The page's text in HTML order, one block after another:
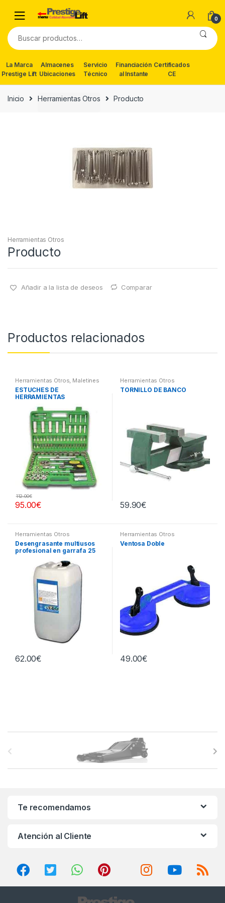
navigation
content
0
Buscar
por:
La Marca
Prestige Lift
Almacenes
Ubicaciones
Servicio
Técnico
Financiación
al Instante
Certificados
CE
Inicio Herramientas Otros Producto
Herramientas Otros
Producto
Añadir a la lista de deseos Comparar
Productos relacionados
Herramientas Otros, Maletines
Herramientas, Extractores,
Compresímetros, otros
ESTUCHES DE
HERRAMIENTAS
95.00€
112.00€
Herramientas Otros
TORNILLO DE BANCO
59.90€
Herramientas Otros
Desengrasante multiusos
profesional en garrafa 25
62.00€
Herramientas Otros
Ventosa Doble
49.00€
a
Te recomendamos
Atención al Cliente